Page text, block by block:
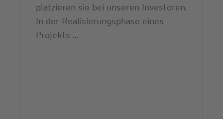
platzieren sie bei unseren Investoren.
In der Realisierungsphase eines
Projekts …